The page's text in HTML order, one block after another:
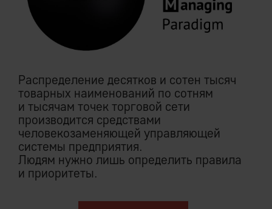
Распределение десятков и сотен тысяч
товарных наименований по сотням
и тысячам точек торговой сети
производится средствами
человекозаменяющей управляющей
системы предприятия.
Людям нужно лишь определить правила
и приоритеты.